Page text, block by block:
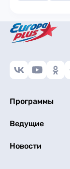
Программы
Ведущие
Новости